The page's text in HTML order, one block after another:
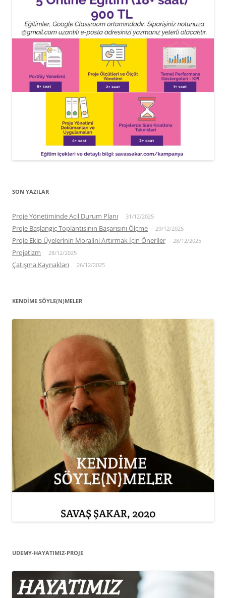
SON YAZILAR
Proje Yönetiminde Acil Durum Planı 31/12/2025
Proje Başlangıç Toplantısının Başarısını Ölçme 29/12/2025
Proje Ekip Üyelerinin Moralini Artırmak İçin Öneriler 28/12/2025
Projetizm 28/12/2025
Çatışma Kaynakları 26/12/2025
KENDIME SÖYLE(N)MELER
UDEMY-HAYATIMIZ-PROJE